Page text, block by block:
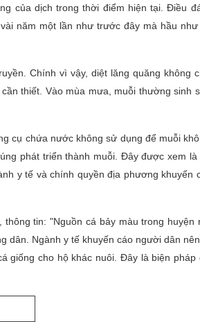
của dịch trong thời điểm hiện tại. Điều
năm một lần như trước đây mà hầu
Chính vì vậy, diệt lăng quăng không
thiết. Vào mùa mưa, muỗi thường sinh
cụ chứa nước không sử dụng để muỗi
phát triển thành muỗi. Đây được xem là
y tế và chính quyền địa phương khuyến
tin: "Nguồn cá bảy màu trong huyện
dân. Ngành y tế khuyến cáo người dân
giống cho hộ khác nuôi. Đây là biện pháp